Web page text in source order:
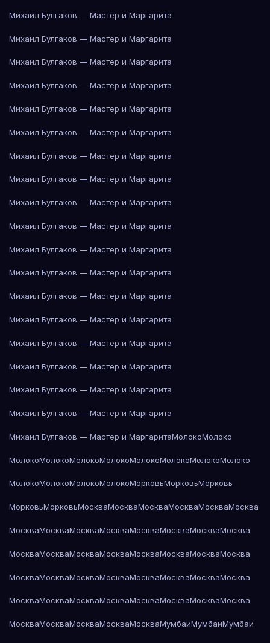
Михаил Булгаков — Мастер и Маргарита
Михаил Булгаков — Мастер и Маргарита
Михаил Булгаков — Мастер и Маргарита
Михаил Булгаков — Мастер и Маргарита
Михаил Булгаков — Мастер и Маргарита
Михаил Булгаков — Мастер и Маргарита
Михаил Булгаков — Мастер и Маргарита
Михаил Булгаков — Мастер и Маргарита
Михаил Булгаков — Мастер и Маргарита
Михаил Булгаков — Мастер и Маргарита
Михаил Булгаков — Мастер и Маргарита
Михаил Булгаков — Мастер и Маргарита
Михаил Булгаков — Мастер и Маргарита
Михаил Булгаков — Мастер и Маргарита
Михаил Булгаков — Мастер и Маргарита
Михаил Булгаков — Мастер и Маргарита
Михаил Булгаков — Мастер и Маргарита
Михаил Булгаков — Мастер и Маргарита
Михаил Булгаков — Мастер и МаргаритаМолокоМолоко
МолокоМолокоМолокоМолокоМолокоМолокоМолокоМолоко
МолокоМолокоМолокоМолокоМорковьМорковьМорковь
МорковьМорковьМоскваМоскваМоскваМоскваМоскваМосква
МоскваМоскваМоскваМоскваМоскваМоскваМоскваМосква
МоскваМоскваМоскваМоскваМоскваМоскваМоскваМосква
МоскваМоскваМоскваМоскваМоскваМоскваМоскваМосква
МоскваМоскваМоскваМоскваМоскваМоскваМоскваМосква
МоскваМоскваМоскваМоскваМоскваМумбаиМумбаиМумбаи